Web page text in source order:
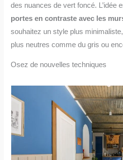
des nuances de vert foncé. L’idée
portes en contraste avec les
souhaitez un style plus
plus neutres comme du gris ou
Osez de nouvelles techniques